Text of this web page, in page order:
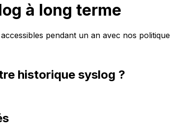
à long terme
pendant un an avec nos
historique syslog ?